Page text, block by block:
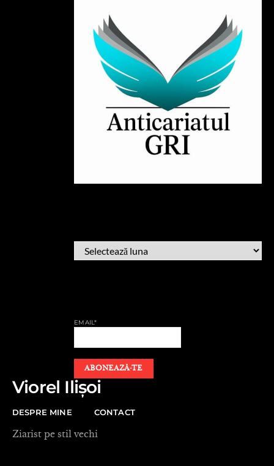
EMAIL*
Viorel Ilișoi
DESPRE MINE CONTACT
Ziarist pe stil vechi